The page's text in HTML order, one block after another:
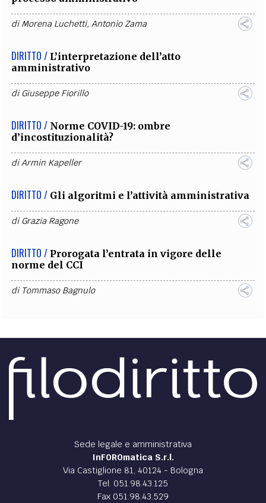
diMorena Luchetti,Antonio Zama
DIRITTO / L’interpretazione dell’atto
amministrativo
diGiuseppe Fiorillo
DIRITTO / Norme COVID-19: ombre
d’incostituzionalità?
diArmin Kapeller
DIRITTO / Gli algoritmi e l’attività amministrativa
diGrazia Ragone
DIRITTO / Prorogata l’entrata in vigore delle
norme del CCI
di Tommaso Bagnulo
Sede legale e amministrativa
InFOROmatica S.r.l.
Via Castiglione 81, 40124 - Bologna
Tel. 051.98.43.125
Fax 051.98.43.529